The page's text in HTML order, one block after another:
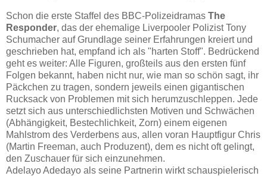
Schon die erste Staffel des BBC-Polizeidramas The
Responder, das der ehemalige Liverpooler Polizist Tony
Schumacher auf Grundlage seiner Erfahrungen kreiert und
geschrieben hat, empfand ich als "harten Stoff". Bedrückend
geht es weiter: Alle Figuren, großteils aus den ersten fünf
Folgen bekannt, haben nicht nur, wie man so schön sagt, ihr
Päckchen zu tragen, sondern jeweils einen gigantischen
Rucksack von Problemen mit sich herumzuschleppen. Jede
setzt sich aus unterschiedlichsten Motiven und Schwächen
(Abhängigkeit, Bestechlichkeit, Zorn) einem eigenen
Mahlstrom des Verderbens aus, allen voran Hauptfigur Chris
(Martin Freeman, auch Produzent), dem es nicht oft gelingt,
den Zuschauer für sich einzunehmen.
Adelayo Adedayo als seine Partnerin wirkt schauspielerisch